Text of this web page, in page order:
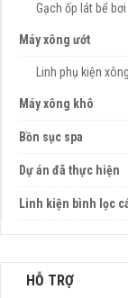
Gạch ốp lát bể bơi
Máy xông ướt
Linh phụ kiện
Máy xông khô
Bồn sục spa
Dự án đã thực hiện
Linh kiện bình lọc
HỖ TRỢ